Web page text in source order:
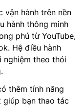
vận hành trên nền
hành thông minh
phú từ YouTube,
Hệ điều hành
nghiệm theo thói
thêm tính năng
bạn thao tác